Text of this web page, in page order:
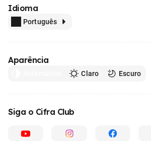
Idioma
Português
Aparência
Claro Escuro
Siga o Cifra Club